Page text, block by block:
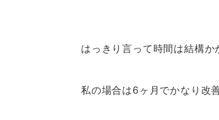
はっきり言って時間は結構
私の場合は6ヶ月でかなり改